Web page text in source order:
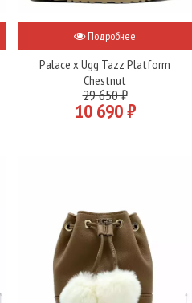
Подробнее
Palace x Ugg Tazz Platform
Chestnut
29 650 ₽
10 690 ₽